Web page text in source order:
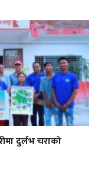
दुर्लभ चराको